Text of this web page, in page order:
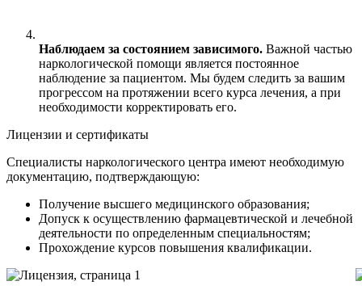
Наблюдаем за состоянием зависимого. Важной частью
наркологической помощи является постоянное
наблюдение за пациентом. Мы будем следить за вашим
прогрессом на протяжении всего курса лечения, а при
необходимости корректировать его.
Лицензии и сертификаты
Специалисты наркологического центра имеют необходимую
документацию, подтверждающую:
Получение высшего медицинского образования;
Допуск к осуществлению фармацевтической и лечебной
деятельности по определенным специальностям;
Прохождение курсов повышения квалификации.